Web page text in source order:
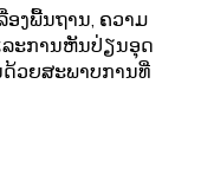
ອງພື້ນຖານ, ຄວາມ
ລະການຫັນປ່ຽນອຸດ
ວຍສະພາບການທີ່